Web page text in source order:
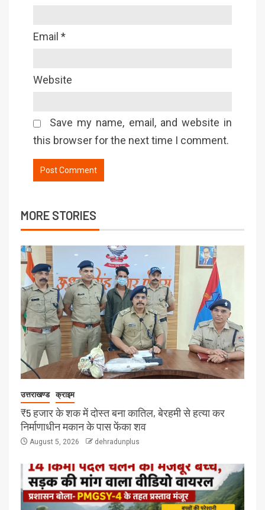
Email *
Website
Save my name, email, and website in
this browser for the next time I comment.
MORE STORIES
उत्तराखण्ड क्राइम
₹5 हजार के शक में दोस्त बना कातिल, बेरहमी से हत्या कर
निर्माणाधीन मकान के पास फेंका शव
August 5, 2026 dehradunplus